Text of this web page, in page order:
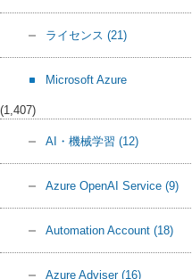
ライセンス (21)
Microsoft Azure
(1,407)
AI・機械学習 (12)
Azure OpenAI Service (9)
Automation Account (18)
Azure Adviser (16)